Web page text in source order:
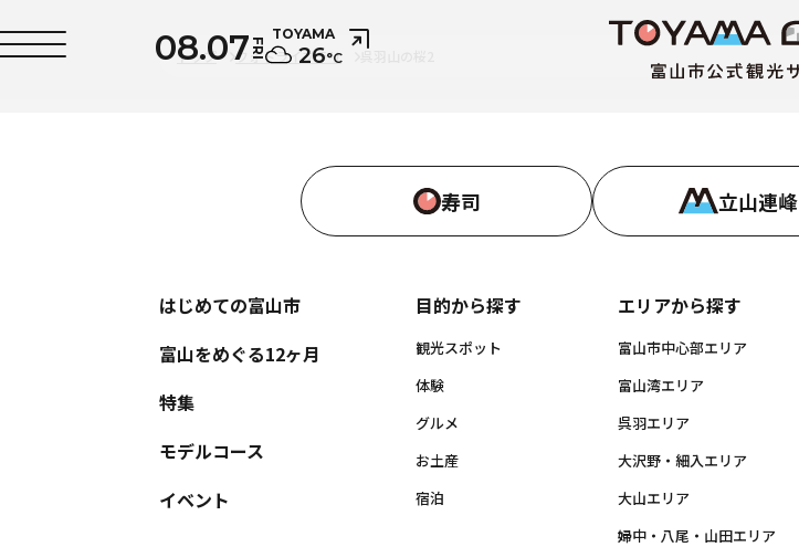
08.07FRI
TOYAMA
26°C
トップ フォトライブラリ
寿司 立山連峰
はじめての富山市
富山をめぐる12ヶ月
特集
モデルコース
イベント
目的から探す
観光スポット
体験
グルメ
お土産
宿泊
エリアから探す
富山市中心部エリア
富山湾エリア
呉羽エリア
大沢野・細入エリア
大山エリア
婦中・八尾・山田エリア